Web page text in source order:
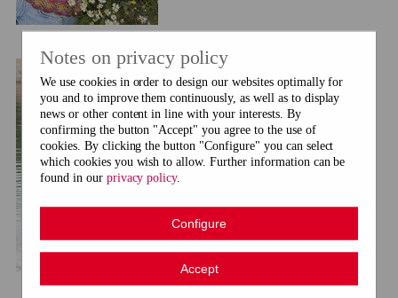
Notes on privacy policy
We use cookies in order to design our websites optimally for
you and to improve them continuously, as well as to display
news or other content in line with your interests. By
confirming the button "Accept" you agree to the use of
cookies. By clicking the button "Configure" you can select
which cookies you wish to allow. Further information can be
found in our privacy policy.
Configure
Accept